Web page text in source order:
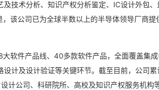
技术分析、知识产权分析鉴定、IC设计外包、
该公司已为全球半数以上的半导体领导厂商提
软件产品线、40多款软件产品，全面覆盖集
计及设计验证等关键环节。截至目前，公司累
计公司、科研院所、高校及知识产权服务机构等